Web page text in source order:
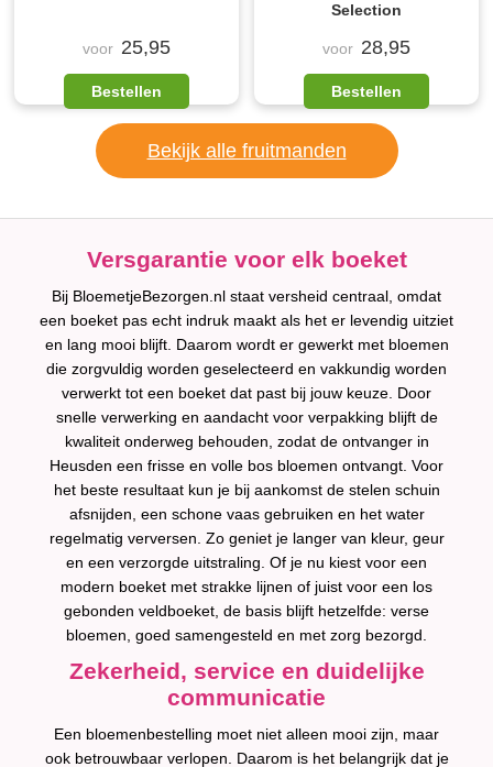
voor 25,95
Bestellen
Selection
voor 28,95
Bestellen
Bekijk alle fruitmanden
Versgarantie voor elk boeket
Bij BloemetjeBezorgen.nl staat versheid centraal, omdat
een boeket pas echt indruk maakt als het er levendig uitziet
en lang mooi blijft. Daarom wordt er gewerkt met bloemen
die zorgvuldig worden geselecteerd en vakkundig worden
verwerkt tot een boeket dat past bij jouw keuze. Door
snelle verwerking en aandacht voor verpakking blijft de
kwaliteit onderweg behouden, zodat de ontvanger in
Heusden een frisse en volle bos bloemen ontvangt. Voor
het beste resultaat kun je bij aankomst de stelen schuin
afsnijden, een schone vaas gebruiken en het water
regelmatig verversen. Zo geniet je langer van kleur, geur
en een verzorgde uitstraling. Of je nu kiest voor een
modern boeket met strakke lijnen of juist voor een los
gebonden veldboeket, de basis blijft hetzelfde: verse
bloemen, goed samengesteld en met zorg bezorgd.
Zekerheid, service en duidelijke
communicatie
Een bloemenbestelling moet niet alleen mooi zijn, maar
ook betrouwbaar verlopen. Daarom is het belangrijk dat je